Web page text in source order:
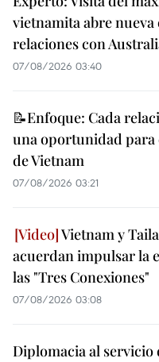
vietnamita abre nueva
relaciones con
07/08/2026 03:40
📝Enfoque: Cada
una oportunidad para
de Vietnam
07/08/2026 03:21
Vietnam y
acuerdan impulsar la
las "Tres Conexiones"
07/08/2026 03:08
Diplomacia al servicio